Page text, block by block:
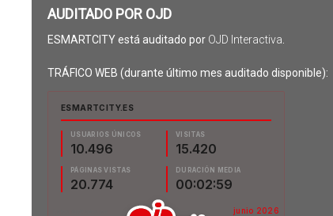
AUDITADO POR OJD
ESMARTCITY está auditado por OJD Interactiva
TRÁFICO WEB (durante último mes auditado disponible):